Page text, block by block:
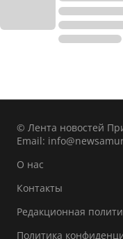
© Лента новостей
Email:
О нас
Контакты
Редакционная
Политика